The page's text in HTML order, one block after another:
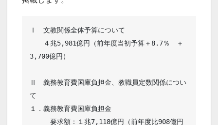
Ⅰ　文教関係全体予算について
４兆5,981億円（前年度当初予算＋8.7％　＋
3,700億円）
Ⅱ　義務教育費国庫負担金、教職員定数関係につい
て
１．義務教育費国庫負担金
要求額：１兆7,118億円（前年度比908億円